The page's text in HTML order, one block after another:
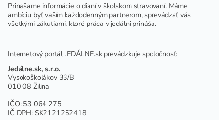
Prinášame informácie o dianí v školskom stravovaní. Máme
ambíciu byť vaším každodenným partnerom, sprevádzať vás
všetkými zákutiami, ktoré práca v jedálni prináša.
Internetový portál JEDÁLNE.sk prevádzkuje spoločnosť:
Jedálne.sk, s.r.o.
Vysokoškolákov 33/B
010 08 Žilina
IČO: 53 064 275
IČ DPH: SK2121262418